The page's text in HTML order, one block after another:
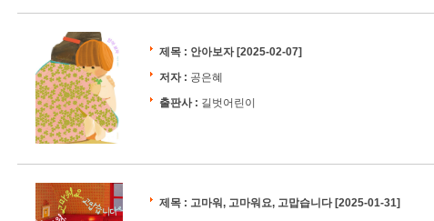
제목 : 안아보자[2025-02-07]
저자 : 공은혜
출판사 : 길벗어린이
제목 : 고마워, 고마워요, 고맙습니다[2025-01-31]